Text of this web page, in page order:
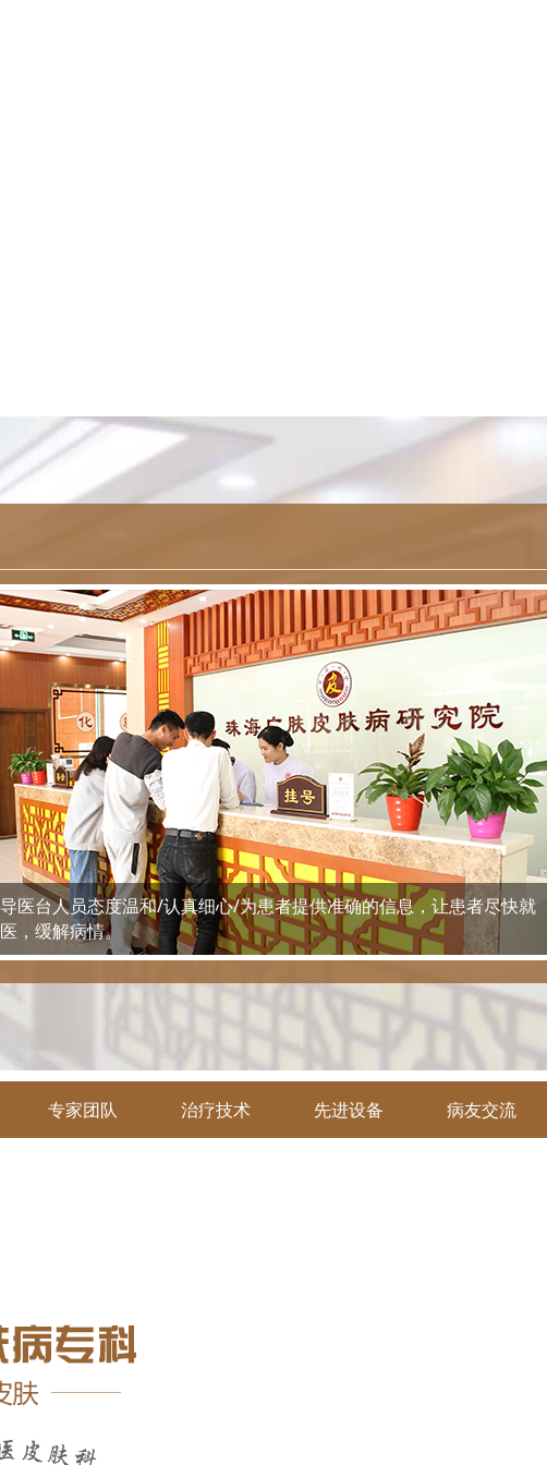
导医台人员态度温和/认真细心/为患者提供准确的信息，让患者尽快就
医，缓解病情。
专家团队 治疗技术 先进设备 病友交流